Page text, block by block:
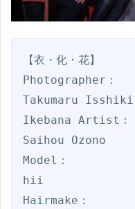
【衣・化・花】
Photographer：
Takumaru Isshiki
Ikebana Artist：
Saihou Ozono
Model：
hii
Hairmake：